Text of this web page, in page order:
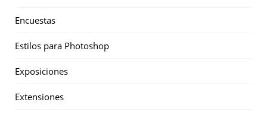
Encuestas
Estilos para Photoshop
Exposiciones
Extensiones